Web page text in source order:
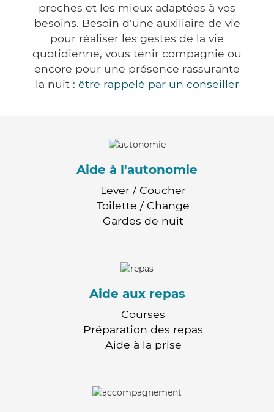
proches et les mieux adaptées à vos
besoins. Besoin d'une auxiliaire de vie
pour réaliser les gestes de la vie
quotidienne, vous tenir compagnie ou
encore pour une présence rassurante
la nuit : être rappelé par un conseiller
Aide à l'autonomie
Lever / Coucher
Toilette / Change
Gardes de nuit
Aide aux repas
Courses
Préparation des repas
Aide à la prise